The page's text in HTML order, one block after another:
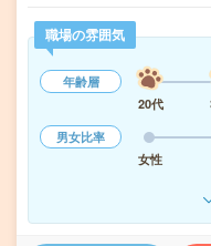
職場の雰囲気
年齢層
20代
男女比率
女性